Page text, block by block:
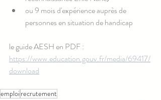
ou 9 mois d'expérience auprès de
personnes en situation de handicap
le guide AESH en PDF :
https://www.education.gouv.fr/media/69417/
download
emploi recrutement